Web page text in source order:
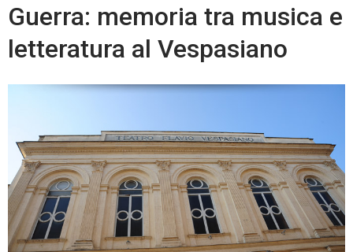
Guerra: memoria tra musica e
letteratura al Vespasiano